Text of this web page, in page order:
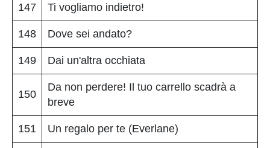
147 Ti vogliamo indietro!
148 Dove sei andato?
149 Dai un'altra occhiata
150
Da non perdere! Il tuo carrello scadrà a
breve
151 Un regalo per te (Everlane)